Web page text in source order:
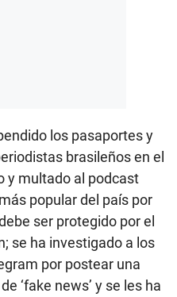
los pasaportes y
brasileños en el
y multado al podcast
popular del país por
ser protegido por el
se ha investigado a los
por postear una
‘fake news’ y se les ha